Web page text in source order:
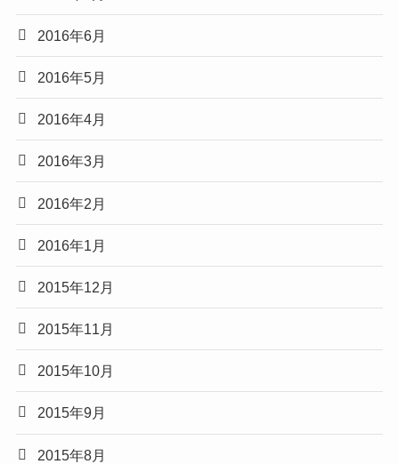
2016年6月
2016年5月
2016年4月
2016年3月
2016年2月
2016年1月
2015年12月
2015年11月
2015年10月
2015年9月
2015年8月